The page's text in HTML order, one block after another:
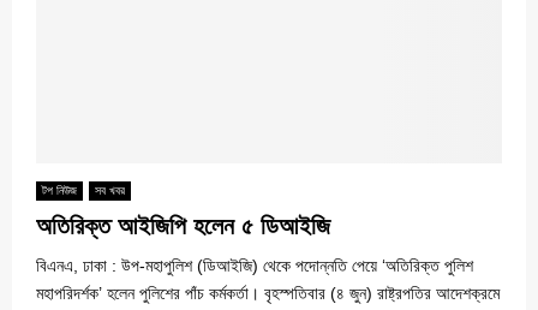
টপ নিউজ সব খবর
অতিরিক্ত আইজিপি হলেন ৫ ডিআইজি
বিএনএ, ঢাকা : উপ-মহাপুলিশ (ডিআইজি) থেকে পদোন্নতি পেয়ে ‘অতিরিক্ত পুলিশ
মহাপরিদর্শক’ হলেন পুলিশের পাঁচ কর্মকর্তা। বৃহস্পতিবার (৪ জুন) রাষ্ট্রপতির আদেশক্রমে